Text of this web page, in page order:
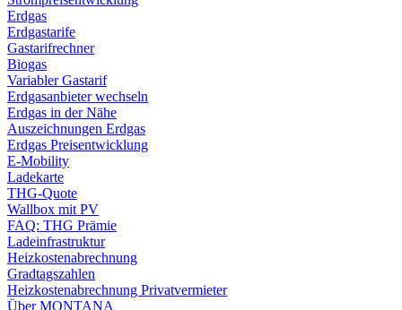
Erdgas
Erdgastarife
Gastarifrechner
Biogas
Variabler Gastarif
Erdgasanbieter wechseln
Erdgas in der Nähe
Auszeichnungen Erdgas
Erdgas Preisentwicklung
E-Mobility
Ladekarte
THG-Quote
Wallbox mit PV
FAQ: THG Prämie
Ladeinfrastruktur
Heizkostenabrechnung
Gradtagszahlen
Heizkostenabrechnung Privatvermieter
Über MONTANA